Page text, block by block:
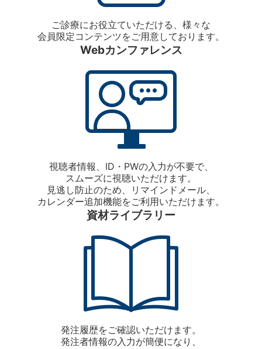
ご診療にお役立ていただける、様々な
会員限定コンテンツをご用意しております。
Webカンファレンス
視聴者情報、ID・PWの入力が不要で、
スムーズに視聴いただけます。
見逃し防止のため、リマインドメール、
カレンダー追加機能をご利用いただけます。
資材ライブラリー
発注履歴をご確認いただけます。
発注者情報の入力が簡便になり、